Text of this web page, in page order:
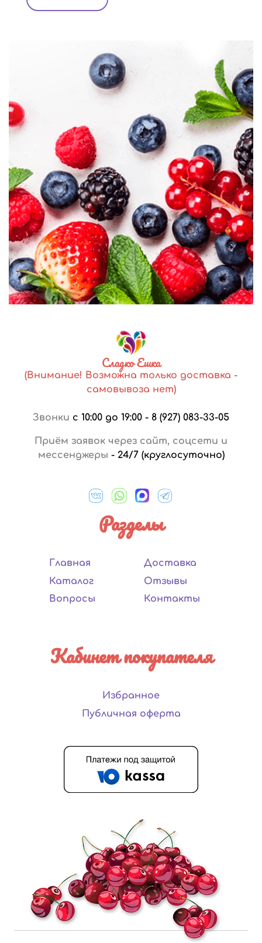
Сладко Ешка
(Внимание! Возможна только доставка -
самовывоза нет)
Звонки с 10:00 до 19:00 - 8 (927) 083-33-05
Приём заявок через сайт, соцсети и
мессенджеры - 24/7 (круглосуточно)
Разделы
Главная
Каталог
Вопросы
Доставка
Отзывы
Контакты
Кабинет покупателя
Избранное
Публичная оферта